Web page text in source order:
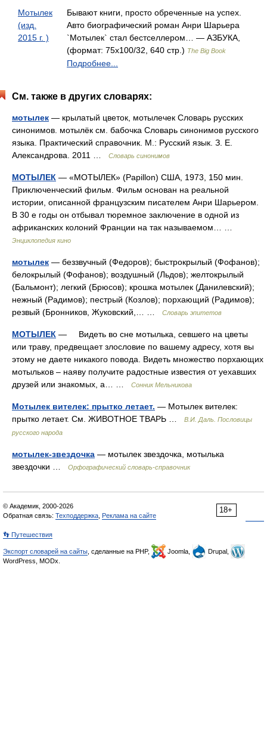
Мотылек
(изд.
2015 г. )
Бывают книги, просто обреченные на успех.
Авто биографический роман Анри Шарьера
`Мотылек` стал бестселлером… — АЗБУКА,
(формат: 75x100/32, 640 стр.) The Big Book
Подробнее...
См. также в других словарях:
мотылек — крылатый цветок, мотылечек Словарь русских
синонимов. мотылёк см. бабочка Словарь синонимов русского
языка. Практический справочник. М.: Русский язык. З. Е.
Александрова. 2011 …
Словарь синонимов
МОТЫЛЕК — «МОТЫЛЕК» (Papillon) США, 1973, 150 мин.
Приключенческий фильм. Фильм основан на реальной
истории, описанной французским писателем Анри Шарьером.
В 30 е годы он отбывал тюремное заключение в одной из
африканских колоний Франции на так называемом… …
Энциклопедия кино
мотылек — беззвучный (Федоров); быстрокрылый (Фофанов);
белокрылый (Фофанов); воздушный (Льдов); желтокрылый
(Бальмонт); легкий (Брюсов); крошка мотылек (Данилевский);
нежный (Радимов); пестрый (Козлов); порхающий (Радимов);
резвый (Бронников, Жуковский,… …
Словарь эпитетов
МОТЫЛЕК — Видеть во сне мотылька, севшего на цветы
или траву, предвещает злословие по вашему адресу, хотя вы
этому не даете никакого повода. Видеть множество порхающих
мотыльков – наяву получите радостные известия от уехавших
друзей или знакомых, а… …
Сонник Мельникова
Мотылек вителек: прытко летает. — Мотылек вителек:
прытко летает. См. ЖИВОТНОЕ ТВАРЬ …
В.И. Даль. Пословицы
русского народа
мотылек-звездочка — мотылек звездочка, мотылька
звездочки …
Орфографический словарь-справочник
18+
© Академик, 2000-2026
Обратная связь: Техподдержка Реклама на сайте
👣 Путешествия
Экспорт словарей на сайты , сделанные на PHP, Joomla,
Drupal,
WordPress, MODx.